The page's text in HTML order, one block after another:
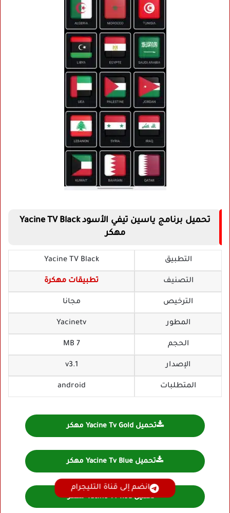
تحميل برنامج ياسين تيفي الأسود Yacine TV Black
مهكر
التطبيق Yacine TV Black
التصنيف تطبيقات مهكرة
الترخيص مجانا
المطور Yacinetv
الحجم 7 MB
الإصدار v3.1
المتطلبات android
تحميل Yacine Tv Gold مهكر
تحميل Yacine Tv Blue مهكر
تحميل Yacine Tv Red مهكر
انضم إلى قناة التليجرام